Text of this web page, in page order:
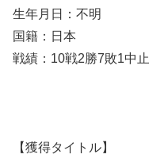
生年月日：不明
国籍：日本
戦績：10戦2勝7敗1中止
【獲得タイトル】